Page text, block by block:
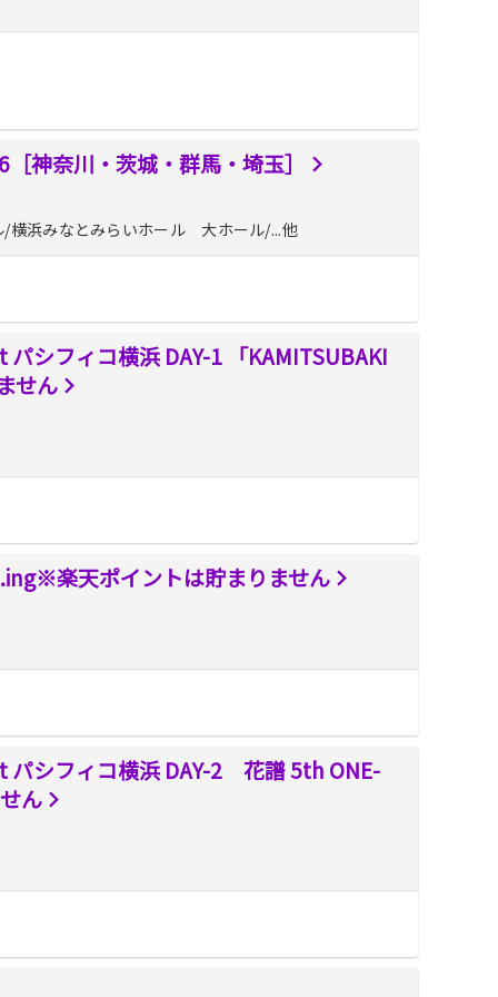
神奈川・茨城・群馬・埼玉］
/横浜みなとみらいホール 大ホール/...他
シフィコ横浜 DAY-1 「KAMITSUBAKI
せん
楽天ポイントは貯まりません
パシフィコ横浜 DAY-2 花譜 5th ONE-
ん